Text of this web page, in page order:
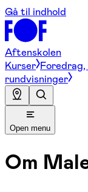
Gå til indhold
Aftenskolen
Kurser
rundvisninger
Open menu
Om